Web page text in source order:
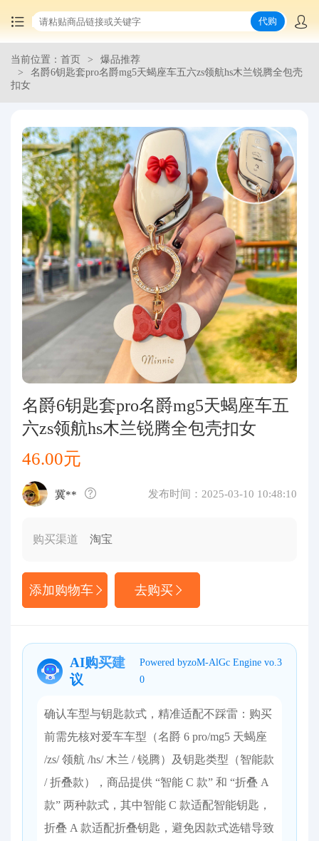
首页
集运服务
爆品推荐
查询运单
最新公告
物流资讯
关于我们
代购
当前位置：首页
爆品推荐
名爵6钥匙套pro名爵mg5天蝎座车五六zs领航hs木兰锐腾全包壳
扣女
名爵6钥匙套pro名爵mg5天蝎座车五
六zs领航hs木兰锐腾全包壳扣女
46.00元
冀** 发布时间：2025-03-10 10:48:10
购买渠道 淘宝
添加购物车 去购买
AI购买建
议
Powered byzoM-AlGc Engine vo.3
0
确认车型与钥匙款式，精准适配不踩雷：购买
前需先核对爱车车型（名爵 6 pro/mg5 天蝎座
/zs/ 领航 /hs/ 木兰 / 锐腾）及钥匙类型（智能款
/ 折叠款），商品提供 “智能 C 款” 和 “折叠 A
款” 两种款式，其中智能 C 款适配智能钥匙，
折叠 A 款适配折叠钥匙，避免因款式选错导致